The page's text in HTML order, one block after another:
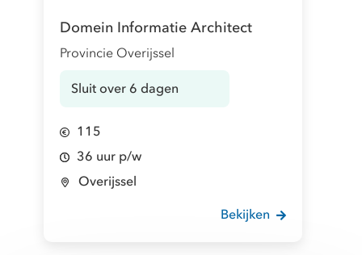
Domein Informatie Architect
Provincie Overijssel
Sluit over 6 dagen
115
36 uur p/w
Overijssel
Bekijken